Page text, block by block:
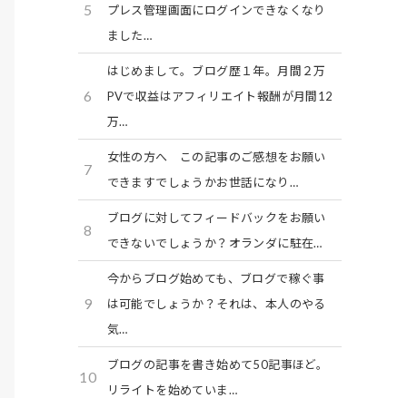
5
プレス管理画面にログインできなくなり
ました…
6
はじめまして。ブログ歴１年。月間２万
PVで収益はアフィリエイト報酬が月間12
万…
7
女性の方へ この記事のご感想をお願い
できますでしょうかお世話になり…
8
ブログに対してフィードバックをお願い
できないでしょうか？オランダに駐在…
9
今からブログ始めても、ブログで稼ぐ事
は可能でしょうか？それは、本人のやる
気…
10
ブログの記事を書き始めて50記事ほど。
リライトを始めていま…